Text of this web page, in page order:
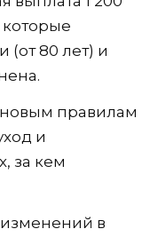
(от 80 лет) и
новым правилам
и
за кем
в